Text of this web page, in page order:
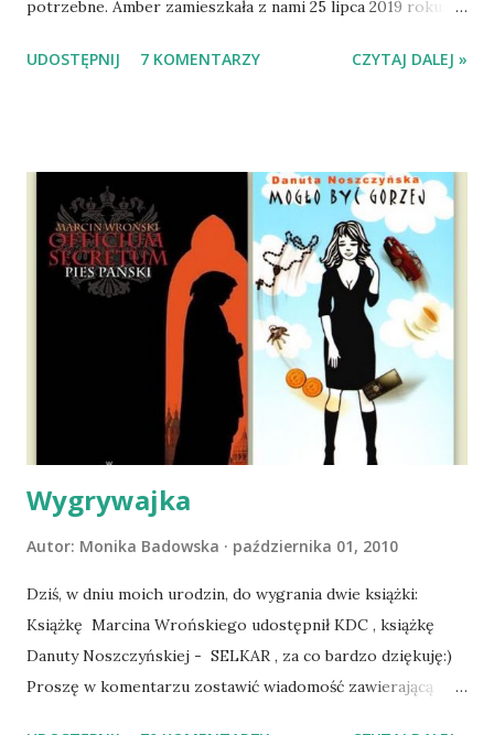
potrzebne. Amber zamieszkała z nami 25 lipca 2019 roku.
Mazowieckim, pojechaliśmy na wizytę zapoznawczą, a kilka
wspólnego życia przeczytacie TUTAJ i TUTAJ . Gdy już
nieco okrzepliśmy w codzienności z psem, a Amber - z
ludźmi i kotami, pojawił się pomysł na wspólny jesienny
wyjazd w Beskid Niski. Zanim to jednak się stało psica miała
atak padaczki, co spowodowało, że wyjazd odwołaliśmy,
wdrożyliśmy leczenie i od nowa zaczęliśmy oswajać z nami i
wspólnym życiem zdezorientowanego chorobą psa. Udało
się ustabilizować zawirowania zdrowotne i wówczas
zaczęliśmy się cieszyć sobą wzajemnie już na 100%.
Dopier...
UDOSTĘPNIJ 7 KOMENTARZY CZYTAJ DALEJ »
Wygrywajka
Autor: Monika Badowska października 01, 2010
Dziś, w dniu moich urodzin, do wygrania dwie książki:
Książkę Marcina Wrońskiego udostępnił KDC , książkę
Danuty Noszczyńskiej - SELKAR , za co bardzo dziękuję:)
Proszę w komentarzu zostawić wiadomość zawierającą